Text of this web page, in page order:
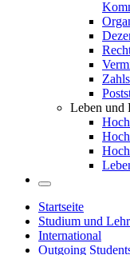
Leben und
Startseite
Studium und
International
Outgoing